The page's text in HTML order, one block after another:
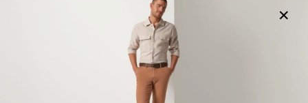
Отзывов еще никто не оставлял